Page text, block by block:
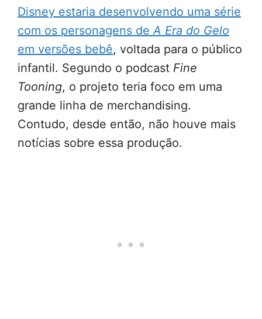
Disney estaria desenvolvendo uma série
com os personagens deA Era do Gelo
em versões bebê, voltada para o público
infantil. Segundo o podcast Fine
Tooning, o projeto teria foco em uma
grande linha de merchandising.
Contudo, desde então, não houve mais
notícias sobre essa produção.